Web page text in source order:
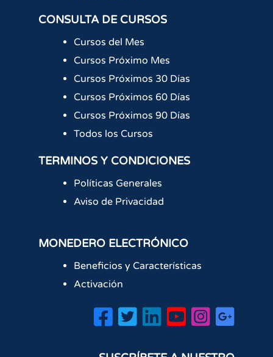
CONSULTA DE CURSOS
Cursos del Mes
Cursos Próximo Mes
Cursos Próximos 30 Días
Cursos Próximos 60 Días
Cursos Próximos 90 Días
Todos los Cursos
TERMINOS Y CONDICIONES
Políticas Generales
Aviso de Privacidad
MONEDERO ELECTRÓNICO
Beneficios y Características
Activación